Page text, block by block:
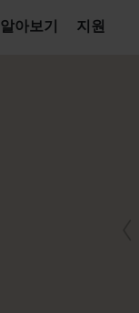
알아보기 지원